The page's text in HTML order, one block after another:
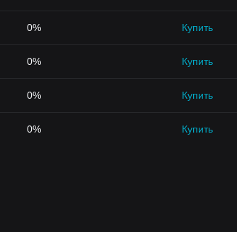
0% Купить
0% Купить
0% Купить
0% Купить